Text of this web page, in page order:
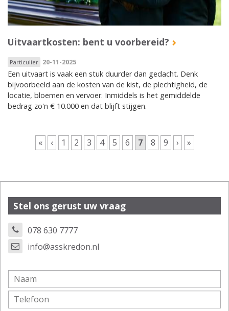
Uitvaartkosten: bent u voorbereid?
Particulier 20-11-2025
Een uitvaart is vaak een stuk duurder dan gedacht. Denk
bijvoorbeeld aan de kosten van de kist, de plechtigheid, de
locatie, bloemen en vervoer. Inmiddels is het gemiddelde
bedrag zo'n € 10.000 en dat blijft stijgen.
Pagina's« ‹ 1 2 3 4 5 6 7 8 9 › »
Stel ons gerust uw vraag
078 630 7777
info@asskredon.nl